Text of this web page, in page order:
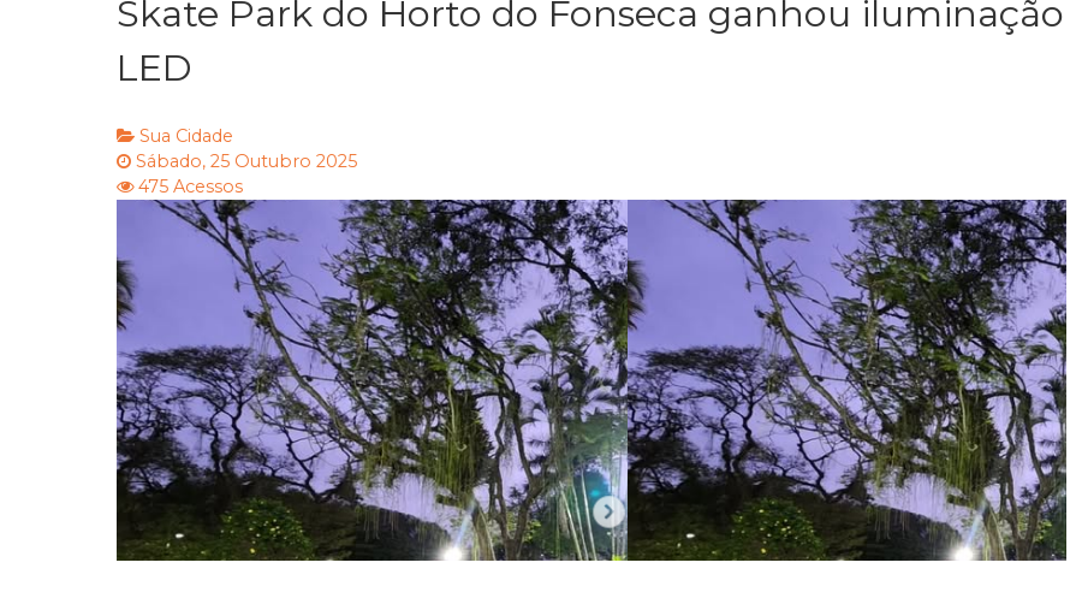
Skate Park do Horto do Fonseca ganhou iluminação
LED
Sua Cidade
Sábado, 25 Outubro 2025
475 Acessos